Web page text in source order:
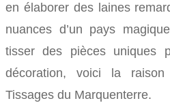
en élaborer des laines
nuances d’un pays
tisser des pièces uniques
décoration, voici la
Tissages du Marquenterre.